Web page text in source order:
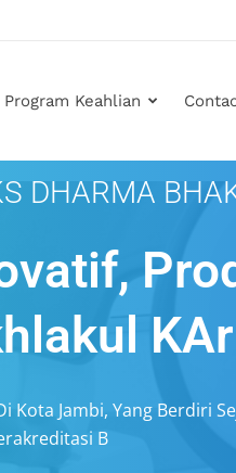
Program Keahlian
DHARMA
Kota Jambi, Yang Berdiri
B